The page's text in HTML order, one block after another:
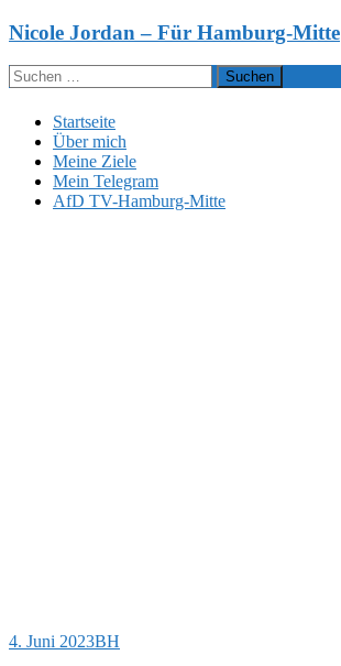
Zum
springen
Nicole Jordan – Für Hamburg-Mitte
Suchen
nach:
Startseite
Über mich
Meine Ziele
Mein Telegram
AfD TV-Hamburg-Mitte
4. Juni 2023BH